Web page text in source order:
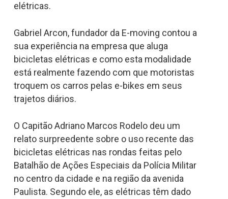
elétricas.
Gabriel Arcon​, fundador da E-moving contou a
sua experiência na empresa que aluga
bicicletas elétricas e como esta modalidade
está realmente fazendo com que motoristas
troquem os carros pelas e-bikes em seus
trajetos diários.
O Capitão Adriano Marcos Rodelo​ deu um
relato surpreedente sobre o uso recente das
bicicletas elétricas nas rondas feitas pelo
Batalhão de Ações Especiais da Polícia Militar
no centro da cidade e na região da avenida
Paulista. Segundo ele, as elétricas têm dado